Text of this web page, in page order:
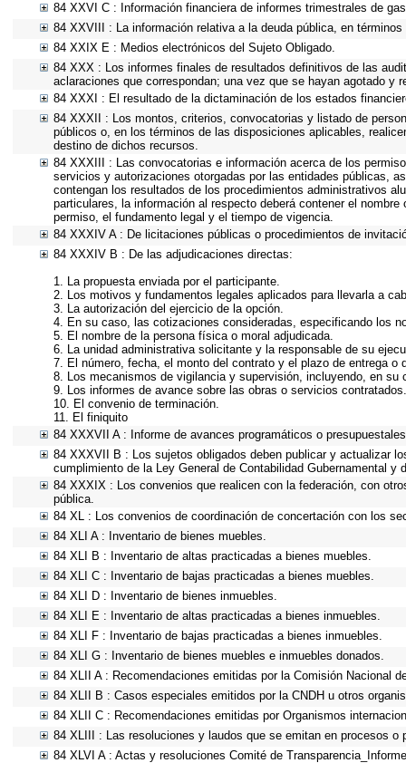
84 XXVI C : Información financiera de informes trimestrales de
84 XXVIII : La información relativa a la deuda pública, en
84 XXIX E : Medios electrónicos del Sujeto Obligado.
84 XXX : Los informes finales de resultados definitivos de las
aclaraciones que correspondan; una vez que se hayan agotado
84 XXXI : El resultado de la dictaminación de los estados
84 XXXII : Los montos, criterios, convocatorias y listado de
públicos o, en los términos de las disposiciones aplicables,
destino de dichos recursos.
84 XXXIII : Las convocatorias e información acerca de los
servicios y autorizaciones otorgadas por las entidades públicas,
contengan los resultados de los procedimientos administrativos
particulares, la información al respecto deberá contener el
permiso, el fundamento legal y el tiempo de vigencia.
84 XXXIV A : De licitaciones públicas o procedimientos de
84 XXXIV B : De las adjudicaciones directas:
1. La propuesta enviada por el participante.
2. Los motivos y fundamentos legales aplicados para llevarla a
3. La autorización del ejercicio de la opción.
4. En su caso, las cotizaciones consideradas, especificando los
5. El nombre de la persona física o moral adjudicada.
6. La unidad administrativa solicitante y la responsable de su
7. El número, fecha, el monto del contrato y el plazo de entrega o
8. Los mecanismos de vigilancia y supervisión, incluyendo, en
9. Los informes de avance sobre las obras o servicios contratados.
10. El convenio de terminación.
11. El finiquito
84 XXXVII A : Informe de avances programáticos o
84 XXXVII B : Los sujetos obligados deben publicar y actualizar
cumplimiento de la Ley General de Contabilidad Gubernamental y
84 XXXIX : Los convenios que realicen con la federación, con
pública.
84 XL : Los convenios de coordinación de concertación con los
84 XLI A : Inventario de bienes muebles.
84 XLI B : Inventario de altas practicadas a bienes muebles.
84 XLI C : Inventario de bajas practicadas a bienes muebles.
84 XLI D : Inventario de bienes inmuebles.
84 XLI E : Inventario de altas practicadas a bienes inmuebles.
84 XLI F : Inventario de bajas practicadas a bienes inmuebles.
84 XLI G : Inventario de bienes muebles e inmuebles donados.
84 XLII A : Recomendaciones emitidas por la Comisión Nacional
84 XLII B : Casos especiales emitidos por la CNDH u otros
84 XLII C : Recomendaciones emitidas por Organismos
84 XLIII : Las resoluciones y laudos que se emitan en procesos o
84 XLVI A : Actas y resoluciones Comité de